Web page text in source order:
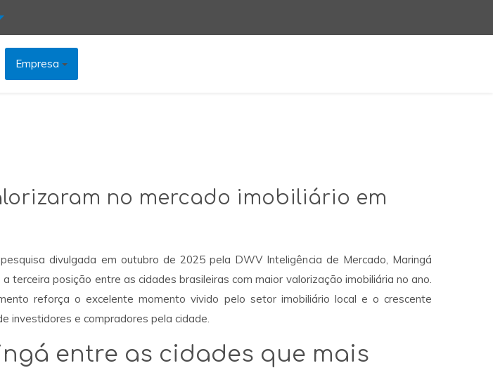
Empresa
no mercado imobiliário em
divulgada em outubro de 2025 pela DWV Inteligência de Mercado, Maringá
a terceira posição entre as cidades brasileiras com maior valorização imobiliária no ano.
reforça o excelente momento vivido pelo setor imobiliário local e o crescente
investidores e compradores pela cidade.
entre as cidades que mais